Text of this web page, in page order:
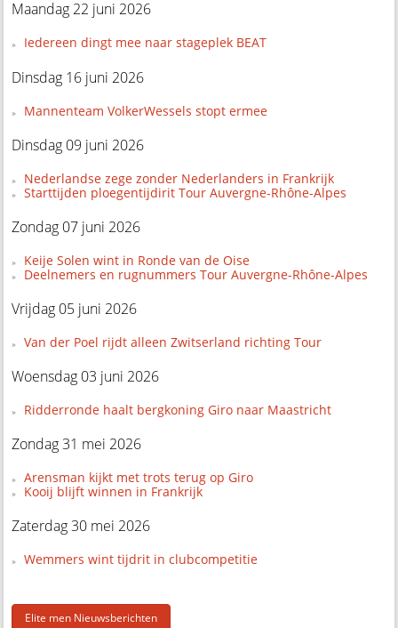
Maandag 22 juni 2026
Iedereen dingt mee naar stageplek BEAT
Dinsdag 16 juni 2026
Mannenteam VolkerWessels stopt ermee
Dinsdag 09 juni 2026
Nederlandse zege zonder Nederlanders in Frankrijk
Starttijden ploegentijdirit Tour Auvergne-Rhône-Alpes
Zondag 07 juni 2026
Keije Solen wint in Ronde van de Oise
Deelnemers en rugnummers Tour Auvergne-Rhône-Alpes
Vrijdag 05 juni 2026
Van der Poel rijdt alleen Zwitserland richting Tour
Woensdag 03 juni 2026
Ridderronde haalt bergkoning Giro naar Maastricht
Zondag 31 mei 2026
Arensman kijkt met trots terug op Giro
Kooij blijft winnen in Frankrijk
Zaterdag 30 mei 2026
Wemmers wint tijdrit in clubcompetitie
Elite men Nieuwsberichten